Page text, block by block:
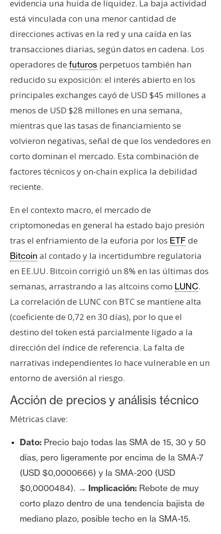
evidencia una huida de liquidez. La baja actividad
está vinculada con una menor cantidad de
direcciones activas en la red y una caída en las
transacciones diarias, según datos en cadena. Los
operadores de futuros perpetuos también han
reducido su exposición: el interés abierto en los
principales exchanges cayó de USD $45 millones a
menos de USD $28 millones en una semana,
mientras que las tasas de financiamiento se
volvieron negativas, señal de que los vendedores en
corto dominan el mercado. Esta combinación de
factores técnicos y on-chain explica la debilidad
reciente.
En el contexto macro, el mercado de
criptomonedas en general ha estado bajo presión
tras el enfriamiento de la euforia por los ETF de
Bitcoin al contado y la incertidumbre regulatoria
en EE.UU. Bitcoin corrigió un 8% en las últimas dos
semanas, arrastrando a las altcoins como LUNC.
La correlación de LUNC con BTC se mantiene alta
(coeficiente de 0,72 en 30 días), por lo que el
destino del token está parcialmente ligado a la
dirección del índice de referencia. La falta de
narrativas independientes lo hace vulnerable en un
entorno de aversión al riesgo.
Acción de precios y análisis técnico
Métricas clave:
Dato: Precio bajo todas las SMA de 15, 30 y 50
días, pero ligeramente por encima de la SMA-7
(USD $0,0000666) y la SMA-200 (USD
$0,0000484). → Implicación: Rebote de muy
corto plazo dentro de una tendencia bajista de
mediano plazo, posible techo en la SMA-15.